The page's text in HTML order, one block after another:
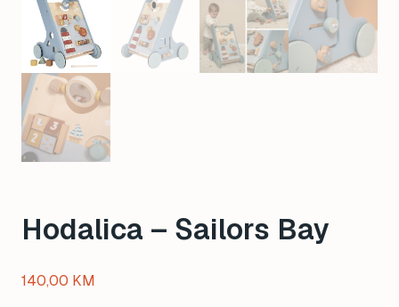
Hodalica – Sailors Bay
140,00 KM